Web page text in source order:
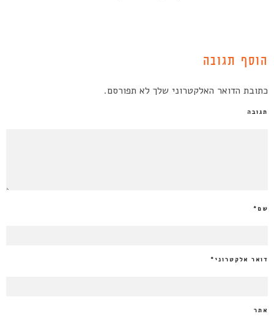
הוסף תגובה
כתובת הדואר האלקטרוני שלך לא תפורסם.
תגובה
שם*
דואר אלקטרוני *
אתר